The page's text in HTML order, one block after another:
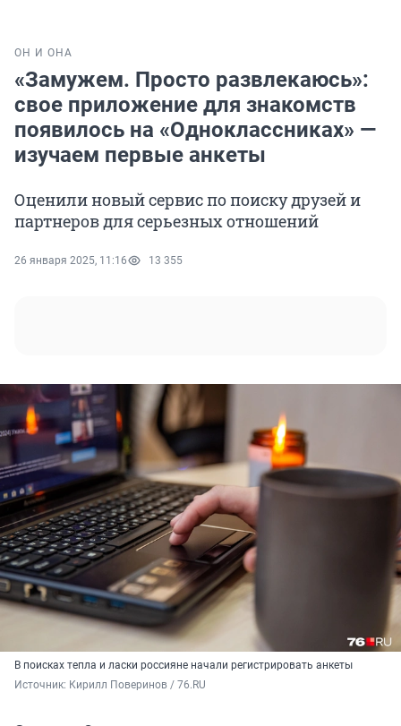
ОН И ОНА
«Замужем. Просто развлекаюсь»:
свое приложение для знакомств
появилось на «Одноклассниках» —
изучаем первые анкеты
Оценили новый сервис по поиску друзей и
партнеров для серьезных отношений
26 января 2025, 11:16 13 355
В поисках тепла и ласки россияне начали регистрировать анкеты
Источник: Кирилл Поверинов / 76.RU